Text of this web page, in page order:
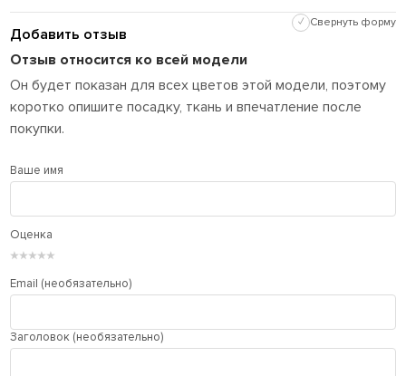
Добавить отзыв
✓ Свернуть форму
Отзыв относится ко всей модели
Он будет показан для всех цветов этой модели, поэтому
коротко опишите посадку, ткань и впечатление после
покупки.
Ваше имя
Оценка
★
★
★
★
★
Email (необязательно)
Заголовок (необязательно)